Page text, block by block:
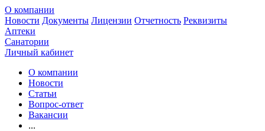
О компании
Новости Документы Лицензии Отчетность Реквизиты
Аптеки
Санатории
Личный кабинет
О компании
Новости
Статьи
Вопрос-ответ
Вакансии
...